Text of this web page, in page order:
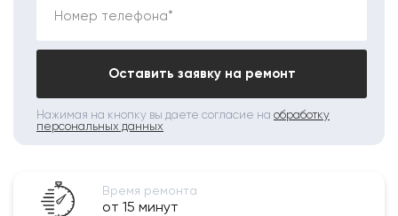
Номер телефона*
Оставить заявку на ремонт
Нажимая на кнопку вы даете согласие на обработку
персональных данных
Время ремонта
от 15 минут